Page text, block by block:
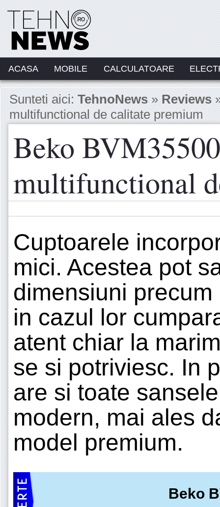
ACASA MOBILE CALCULATOARE
Sunteti aici: TehnoNews » Reviews
multifunctional de calitate premium
Beko
multifunctional
Cuptoarele
mici. Acestea pot
dimensiuni
in cazul lor
atent chiar la
se si potriviesc. In
are si toate
modern, mai ales
model premium.
Beko